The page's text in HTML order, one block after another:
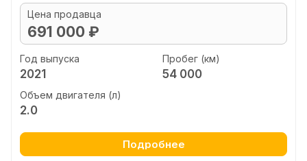
Цена продавца
691 000 ₽
Год выпуска
2021
Пробег (км)
54 000
Объем двигателя (л)
2.0
Подробнее